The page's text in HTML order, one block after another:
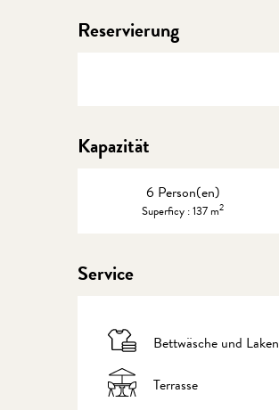
Reservierung
Kapazität
6 Person(en)
Superficy : 137 m2
Service
Bettwäsche und Laken
Terrasse